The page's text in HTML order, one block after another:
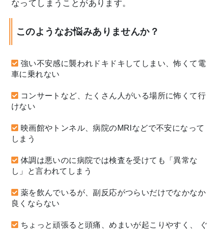
なってしまうことがあります。
このようなお悩みありませんか？
強い不安感に襲われドキドキしてしまい、怖くて電
車に乗れない
コンサートなど、たくさん人がいる場所に怖くて行
けない
映画館やトンネル、病院のMRIなどで不安になって
しまう
体調は悪いのに病院では検査を受けても「異常な
し」と言われてしまう
薬を飲んでいるが、副反応がつらいだけでなかなか
良くならない
ちょっと頑張ると頭痛、めまいが起こりやすく、 ぐ